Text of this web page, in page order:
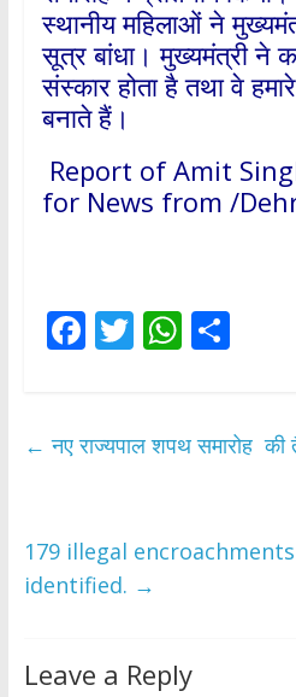
स्थानीय महिलाओं ने
सूत्र बांधा। मुख्यमंत्री ने
संस्कार होता है तथा वे
बनाते हैं।
Report of Amit
for News from /
F
b
k
T
er
W
s
p
S
e
← नए राज्यपाल शपथ समारोह की
179 illegal
identified. →
Leave a Reply